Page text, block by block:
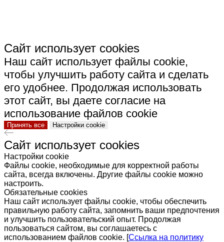
Сайт использует cookies
Наш сайт использует файлы cookie,
чтобы улучшить работу сайта и сделать
его удобнее. Продолжая использовать
этот сайт, вы даете согласие на
использование файлов cookie
Принять все Настройки cookie
Сайт использует cookies
Настройки cookie
Файлы cookie, необходимые для корректной работы
сайта, всегда включены. Другие файлы cookie можно
настроить.
Обязательные cookies
Наш сайт использует файлы cookie, чтобы обеспечить
правильную работу сайта, запомнить ваши предпочтения
и улучшить пользовательский опыт. Продолжая
пользоваться сайтом, вы соглашаетесь с
использованием файлов cookie. [Ссылка на политику